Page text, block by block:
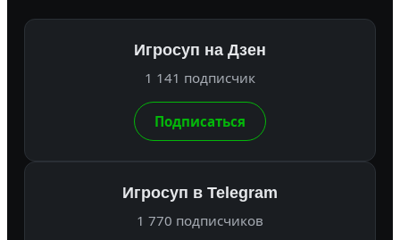
Игросуп на Дзен
1 141 подписчик
Подписаться
Игросуп в Telegram
1 770 подписчиков